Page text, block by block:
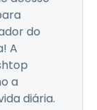
do
A
a
diária.